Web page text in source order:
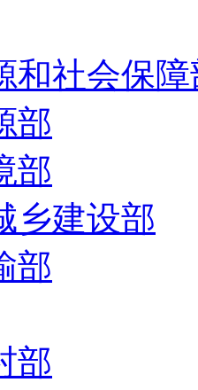
和社会保
部
部
乡建设部
部
部